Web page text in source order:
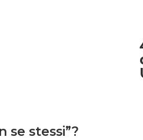
se stessi”?